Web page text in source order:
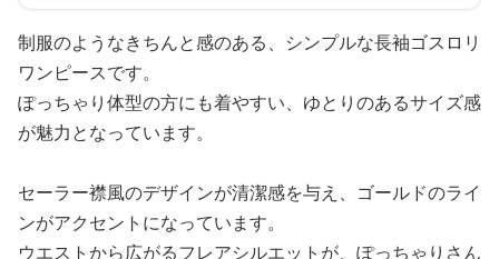
制服のようなきちんと感のある、シンプルな長袖ゴスロリ
ワンピースです。
ぽっちゃり体型の方にも着やすい、ゆとりのあるサイズ感
が魅力となっています。
セーラー襟風のデザインが清潔感を与え、ゴールドのライ
ンがアクセントになっています。
ウエストから広がるフレアシルエットが、ぽっちゃりさん